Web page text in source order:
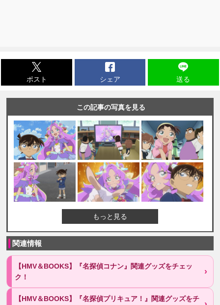
ポスト シェア 送る
この記事の写真を見る
もっと見る
関連情報
【HMV＆BOOKS】『名探偵コナン』関連グッズをチェッ
ク！
【HMV＆BOOKS】『名探偵プリキュア！』関連グッズをチ